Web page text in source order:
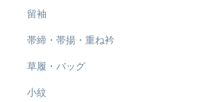
留袖
帯締・帯揚・重ね衿
草履・バッグ
小紋